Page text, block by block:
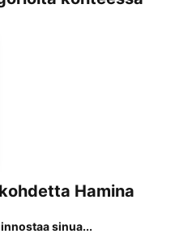
Hamina
sinua...